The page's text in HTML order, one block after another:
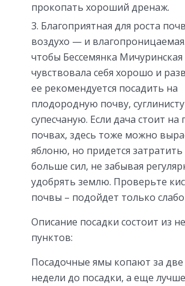
прокопать хороший дренаж.
Благоприятная для роста
воздухо — и
чтобы Бессемянка Мичуринская
чувствовала себя хорошо и
ее рекомендуется посадить на
плодородную почву,
супесчаную. Если дача стоит на
почвах, здесь тоже можно
яблоню, но придется
больше сил, не забывая
удобрять землю. Проверьте
почвы – подойдет только
Описание посадки состоит из
пунктов:
Посадочные ямы копают за
недели до посадки, а еще